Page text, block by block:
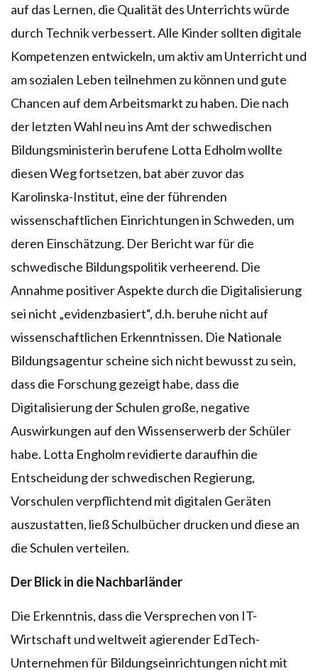
auf das Lernen, die Qualität des Unter­richts würde
durch Technik verbessert. Alle Kinder sollten digitale
Kompetenzen ent­wickeln, um aktiv am Unterricht und
am sozialen Leben teilnehmen zu können und gute
Chancen auf dem Arbeitsmarkt zu haben. Die nach
der letzten Wahl neu ins Amt der schwedischen
Bildungsministerin berufene Lotta Edholm wollte
diesen Weg fortsetzen, bat aber zuvor das
Karolinska-Institut, eine der führenden
wissenschaftlichen Einrichtungen in Schweden, um
deren Einschätzung. Der Bericht war für die
schwedische Bildungspolitik verheerend. Die
Annahme positiver Aspekte durch die Digitalisierung
sei nicht „evidenzbasiert“, d.h. beruhe nicht auf
wissen­schaftlichen Erkenntnissen. Die Nationale
Bildungsagentur scheine sich nicht bewusst zu sein,
dass die Forschung gezeigt habe, dass die
Digitalisierung der Schulen große, negative
Auswirkungen auf den Wissenserwerb der Schüler
habe. Lotta Engholm revidierte daraufhin die
Entscheidung der schwedischen Regierung,
Vorschulen verpflichtend mit digitalen Geräten
auszustatten, ließ Schulbücher drucken und diese an
die Schulen verteilen.
Der Blick in die Nachbarländer
Die Erkenntnis, dass die Versprechen von IT-
Wirtschaft und weltweit agierender EdTech-
Unternehmen für Bildungseinrichtungen nicht mit